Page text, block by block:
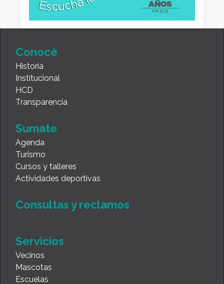
Conocé
Historia
Institucional
HCD
Transparencia
Sumate
Agenda
Turismo
Cursos y talleres
Actividades deportivas
Consultas y reclamos
Servicios
Vecinos
Mascotas
Escuelas